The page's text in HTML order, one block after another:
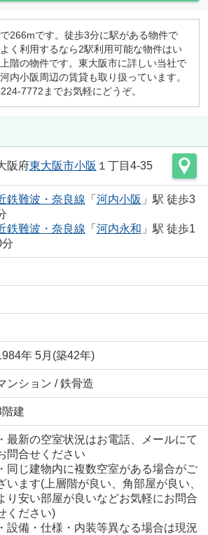
266mです。徒歩3分に駅がある物件で
く利用するなら2駅利用可能な物件はい
階の物件です。東大阪市に詳しい当社で
内小阪周辺の賃貸も取り扱っています。
7772までお気軽にどうぞ。
阪府東大阪市小阪 １丁目4-35
鉄難波・奈良線 「 河内小阪 」駅 徒歩3
鉄難波・奈良線 「 河内永和 」駅 徒歩1
年 5月(築42年)
ンション / 鉄骨造
階建
・最新の空室状況はお電話、メールにて
問合せください
・同じ建物内に複数空室がある場合がご
います(上層階が良い、角部屋が良い、
り安い部屋が良いなどお気軽にお問合
ください)
・設備・仕様・内装等異なる場合は現況